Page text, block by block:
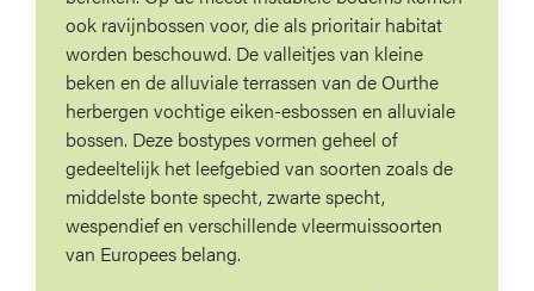
ook ravijnbossen voor, die als prioritair habitat
worden beschouwd. De valleitjes van kleine
beken en de alluviale terrassen van de Ourthe
herbergen vochtige eiken-esbossen en alluviale
bossen. Deze bostypes vormen geheel of
gedeeltelijk het leefgebied van soorten zoals de
middelste bonte specht, zwarte specht,
wespendief en verschillende vleermuissoorten
van Europees belang.